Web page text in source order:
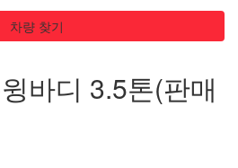
차량 찾기
바디 3.5톤(판매